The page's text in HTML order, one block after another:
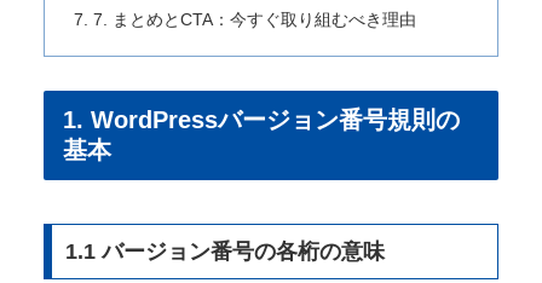
7. まとめとCTA：今すぐ取り組むべき理由
1. WordPressバージョン番号規則の
基本
1.1 バージョン番号の各桁の意味